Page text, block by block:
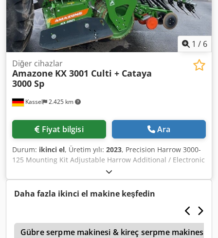
1 / 6
Kassel 2.425 km
Diğer cihazlar
Amazone KX 3001 Culti + Cataya
3000 Sp
Fiyat bilgisi Ara
Durum: ikinci el, Üretim yılı: 2023, Precision Harrow 3000-
125 Mounting Kit Adjustable Harrow Additional / Electronic
Row Marker 3000 AmaDrill 2 for Cataya Radar Sensor /
International Analog Work Position Sensor Electronic
Tramline Control / Control Valve and Hydraulic Tramline
Daha fazla ikinci el makine keşfedin
Gübre serpme makinesi & kireç serpme makinesi